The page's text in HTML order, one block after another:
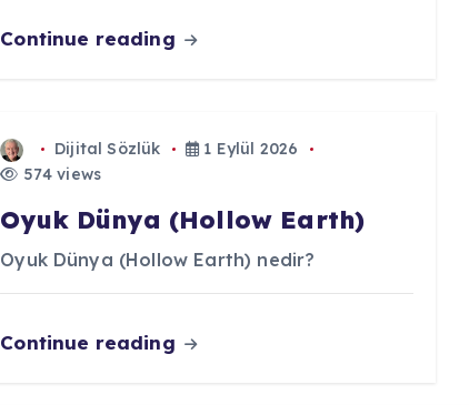
Continue reading
Dijital Sözlük
1 Eylül 2026
574 views
Oyuk Dünya (Hollow Earth)
Oyuk Dünya (Hollow Earth) nedir?
Continue reading